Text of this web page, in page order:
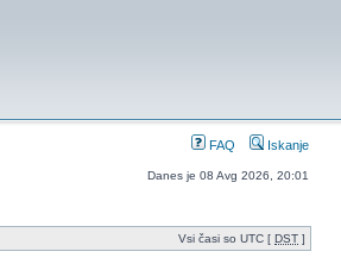
FAQ Iskanje
Danes je 08 Avg 2026, 20:01
Vsi časi so UTC [ DST ]